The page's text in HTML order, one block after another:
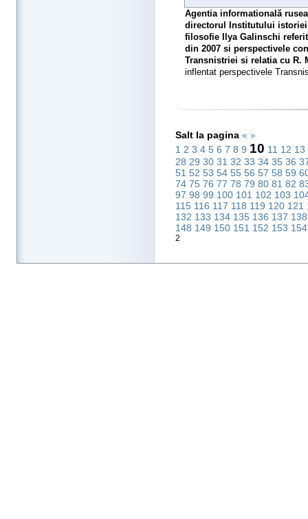
Agentia informatională
directorul Institutului
filosofie Ilya Galinschi
din 2007 si perspectivele
Transnistriei si relatia cu R.
inflentat perspectivele
Salt la pagina « »
1 2 3 4 5 6 7 8 9 10 11 12 13
28 29 30 31 32 33 34 35 36
51 52 53 54 55 56 57 58 59
74 75 76 77 78 79 80 81 82
97 98 99 100 101 102 103
115 116 117 118 119 120 121
132 133 134 135 136 137
148 149 150 151 152 153
2